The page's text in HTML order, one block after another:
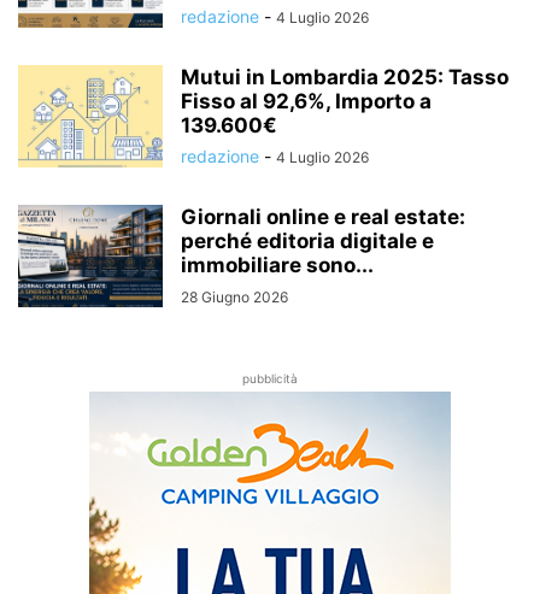
redazione - 4 Luglio 2026
Mutui in Lombardia 2025: Tasso
Fisso al 92,6%, Importo a
139.600€
redazione - 4 Luglio 2026
Giornali online e real estate:
perché editoria digitale e
immobiliare sono...
28 Giugno 2026
pubblicità